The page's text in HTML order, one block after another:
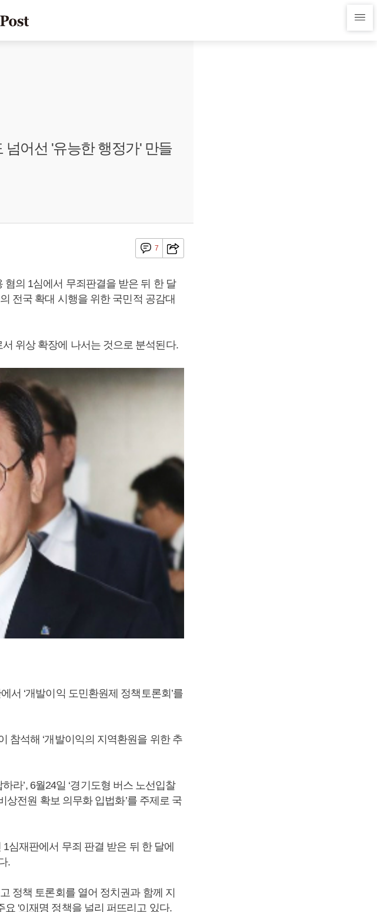
어선 '유능한 행정가' 만들
7
의 1심에서 무죄판결을 받은 뒤 한 달
전국 확대 시행을 위한 국민적 공감대
위상 확장에 나서는 것으로 분석된다.
서 ‘개발이익 도민환원제 정책토론회’를
참석해 ‘개발이익의 지역환원을 위한 추
라’, 6월24일 ‘경기도형 버스 노선입찰
상전원 확보 의무화 입법화’를 주제로 국
심재판에서 무죄 판결 받은 뒤 한 달에
.
정책 토론회를 열어 정치권과 함께 지
요 '이재명 정책을 널리 퍼뜨리고 있다.